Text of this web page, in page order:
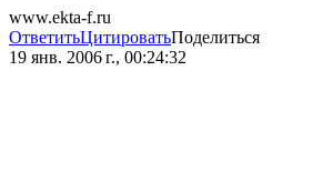
www.ekta-f.ru
ОтветитьЦитироватьПоделиться
19 янв. 2006 г., 00:24:32